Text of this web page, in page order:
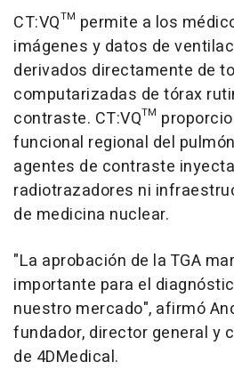
CT:VQ™ permite a los
imágenes y datos de
derivados directamente de
computarizadas de tórax
contraste. CT:VQ™
funcional regional del
agentes de contraste
radiotrazadores ni
de medicina nuclear.
"La aprobación de la TGA
importante para el
nuestro mercado", afirmó
fundador, director general y
de 4DMedical.